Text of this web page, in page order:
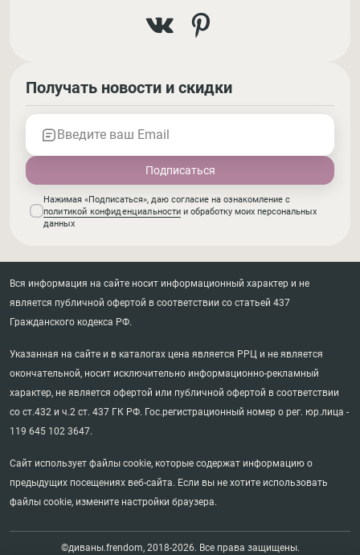
Получать новости и скидки
Введите ваш Email
Нажимая «Подписаться», даю согласие на ознакомление с
политикой конфиденциальности и обработку моих персональных
данных
Вся информация на сайте носит информационный характер и не
является публичной офертой в соответствии со статьей 437
Гражданского кодекса РФ.
Указанная на сайте и в каталогах цена является РРЦ и не является
окончательной, носит исключительно информационно-рекламный
характер, не является офертой или публичной офертой в соответствии
со ст.432 и ч.2 ст. 437 ГК РФ. Гос.регистрационный номер о рег. юр.лица -
119 645 102 3647.
Сайт использует файлы cookie, которые содержат информацию о
предыдущих посещениях веб-сайта. Если вы не хотите использовать
файлы cookie, измените настройки браузера.
©диваны.frendom, 2018-2026. Все права защищены.